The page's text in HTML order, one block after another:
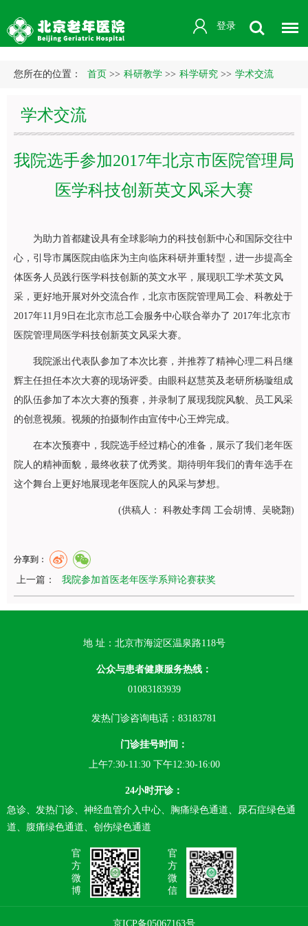
登录
您所在的位置： 首页 >> 科研教学 >> 科学研究 >> 学术交流
学术交流
我院选手参加2017年北京市医院管理局
医学科技创新英文风采大赛
为助力首都建设具有全球影响力的科技创新中心和国际交往中
心，引导市属医院由临床为主向临床科研并重转型，进一步提高全
体医务人员践行医学科技创新的英文水平，展现职工学术英文风
采，更好地开展对外交流合作，北京市医院管理局工会、科教处于
2017年11月9日在北京市总工会服务中心联合举办了 2017年北京市
医院管理局医学科技创新英文风采大赛。
我院派出代表队参加了本次比赛，并推荐了精神心理二科吕继
辉主任担任本次大赛的现场评委。由 眼科赵慧英及老研所杨璇组成
的队伍参加了本次大赛的预赛，并录制了展现我院风貌、员工风采
的创意视频。视频的拍摄制作由宣传中心王烨完成。
在本次预赛中，我院选手经过精心的准备，展示了我们老年医
院人的精神面貌，最终收获了优秀奖。期待明年我们的青年选手在
这个舞台上更好地展现老年医院人的风采与梦想。
(供稿人： 科教处李阔 工会胡博、吴晓翾)
分享到：
上一篇： 我院参加首医老年医学系辩论赛获奖
地 址：北京市海淀区温泉路118号
公众与患者健康服务热线：
01083183939
发热门诊咨询电话：83183781
门诊挂号时间：
上午7:30-11:30 下午12:30-16:00
24小时开诊：
急诊、发热门诊、神经血管介入中心、胸痛绿色通道、尿石症绿色通
道、腹痛绿色通道、创伤绿色通道
官
方
微
博
官
方
微
信
京ICP备05067163号